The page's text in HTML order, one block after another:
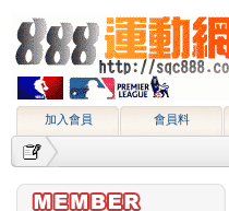
加入會員 會員料